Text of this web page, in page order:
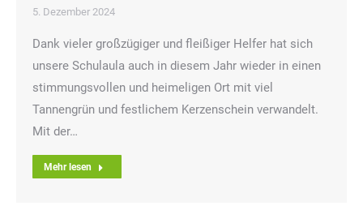
5. Dezember 2024
Dank vieler großzügiger und fleißiger Helfer hat sich
unsere Schulaula auch in diesem Jahr wieder in einen
stimmungsvollen und heimeligen Ort mit viel
Tannengrün und festlichem Kerzenschein verwandelt.
Mit der…
Mehr lesen